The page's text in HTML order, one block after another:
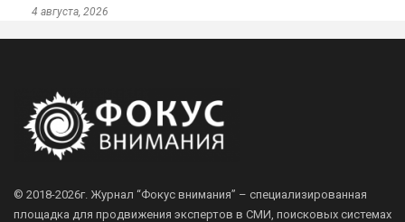
4 августа, 2026
© 2018-2026г. Журнал “Фокус внимания” – специализированная
площадка для продвижения экспертов в СМИ, поисковых системах